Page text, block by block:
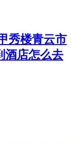
秀楼青云市
酒店怎么去